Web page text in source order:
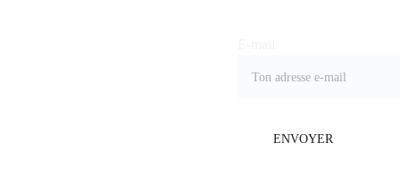
ENVOYER